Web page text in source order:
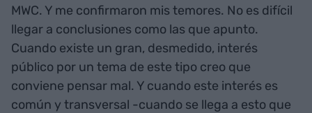
MWC. Y me confirmaron mis temores. No es difícil
llegar a conclusiones como las que apunto.
Cuando existe un gran, desmedido, interés
público por un tema de este tipo creo que
conviene pensar mal. Y cuando este interés es
común y transversal -cuando se llega a esto que